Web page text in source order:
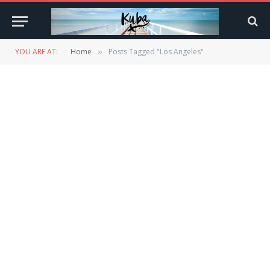
YOU ARE AT: Home » Posts Tagged "Los Angeles"